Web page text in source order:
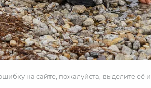
на сайте, пожалуйста, выделите её и